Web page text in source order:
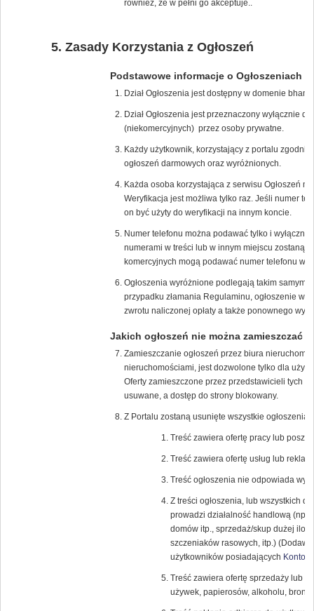
również, że w pełni go akceptuje..
Zasady Korzystania z Ogłoszeń
Podstawowe informacje o Ogłoszeniach
Dział Ogłoszenia jest dostępny w domenie
Dział Ogłoszenia jest przeznaczony wyłącznie
(niekomercyjnych) przez osoby prywatne.
Każdy użytkownik, korzystający z portalu
ogłoszeń darmowych oraz wyróżnionych.
Każda osoba korzystająca z serwisu Ogłoszeń
Weryfikacja jest możliwa tylko raz. Jeśli numer
on być użyty do weryfikacji na innym koncie.
Numer telefonu można podawać tylko i
numerami w treści lub w innym miejscu zostaną
komercyjnych mogą podawać numer telefonu w
Ogłoszenia wyróżnione podlegają takim samym
przypadku złamania Regulaminu, ogłoszenie
zwrotu naliczonej opłaty a także ponownego
Jakich ogłoszeń nie można zamieszczać
Zamieszczanie ogłoszeń przez biura
nieruchomościami, jest dozwolone tylko dla
Oferty zamieszczone przez przedstawicieli tych
usuwane, a dostęp do strony blokowany.
Z Portalu zostaną usunięte wszystkie ogłoszenia,
Treść zawiera ofertę pracy lub
Treść zawiera ofertę usług lub
Treść ogłoszenia nie odpowiada
Z treści ogłoszenia, lub wszystkich
prowadzi działalność handlową
domów itp., sprzedaż/skup dużej
szczeniaków rasowych, itp.)
użytkowników posiadających Konto
Treść zawiera ofertę sprzedaży lub
używek, papierosów, alkoholu, broni